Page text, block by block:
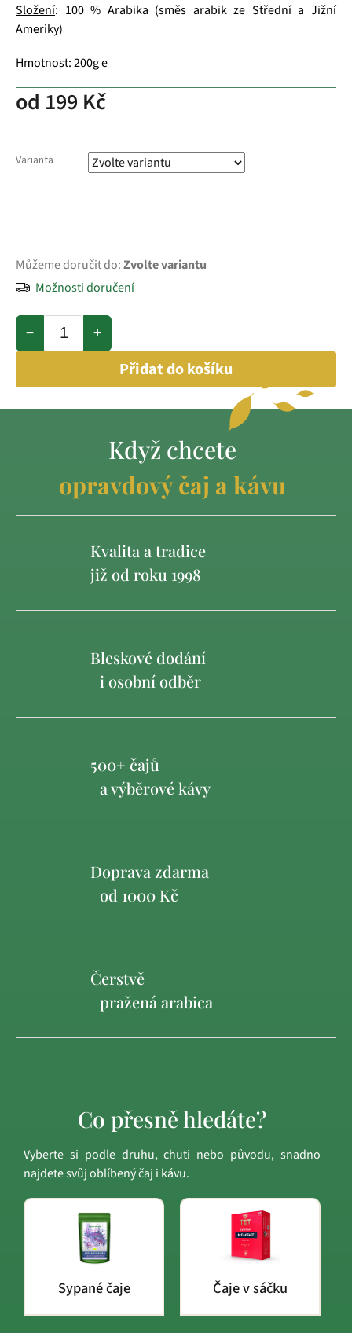
od 199 Kč
Varianta
Můžeme doručit do:Zvolte variantu
Možnosti doručení
+
−
Přidat do košíku
Složení: 100 % Arabika (směs arabik ze Střední a Jižní
Ameriky)
Hmotnost: 200g e
Když chcete
opravdový čaj a kávu
Kvalita a tradice
již od roku 1998
Bleskové dodání
i osobní odběr
500+ čajů
a výběrové kávy
Doprava zdarma
od 1000 Kč
Čerstvě
pražená arabica
Co přesně hledáte?
Vyberte si podle druhu, chuti nebo původu, snadno
najdete svůj oblíbený čaj i kávu.
Sypané čaje Čaje v sáčku